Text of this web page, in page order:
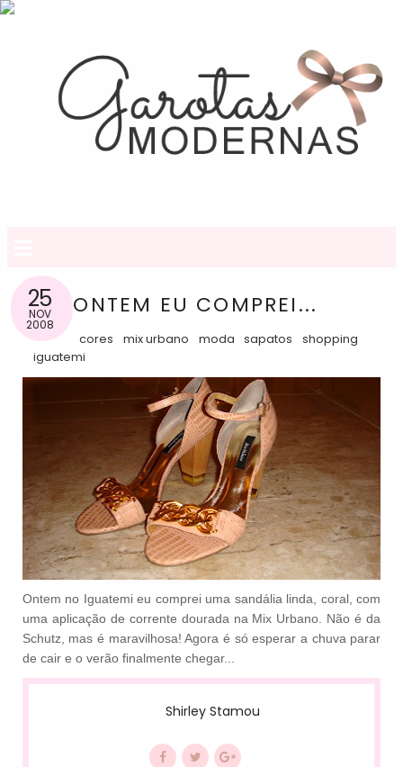
25
NOV
2008
ONTEM EU COMPREI...
cores mix urbano moda sapatos
shopping
iguatemi
Ontem no Iguatemi eu comprei uma sandália linda, coral, com
uma aplicação de corrente dourada na Mix Urbano. Não é da
Schutz, mas é maravilhosa! Agora é só esperar a chuva parar
de cair e o verão finalmente chegar...
Shirley Stamou